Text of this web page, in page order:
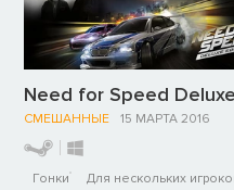
Need for Speed
СМЕШАННЫЕ 15 МАРТА 2016
Гонки Для нескольких